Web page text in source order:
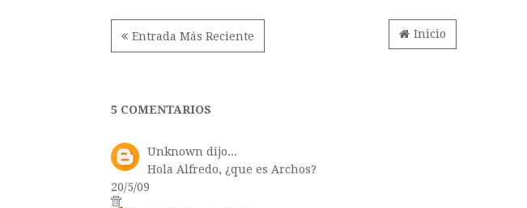
Entrada Más Reciente Inicio
5 COMENTARIOS
Unknown dijo...
Hola Alfredo, ¿que es Archos?
20/5/09